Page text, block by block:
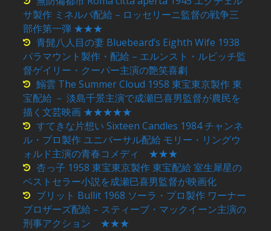
サ製作 ミネルバ配給 – ロッセリーニ監督の戦争三
部作第一弾 ★★★
青髭八人目の妻 Bluebeard’s Eighth Wife 1938
パラマウント製作・配給 – エルンスト・ルビッチ監
督ゲイリー・クーパー主演の艶笑喜劇
鰯雲 The Summer Cloud 1958 東宝東京製作 東
宝配給 － 淡島千景主演で成瀬巳喜男監督が農民を
描く文芸映画 ★★★★★
すてきな片想い Sixteen Candles 1984 チャンネ
ル・プロ製作 ユニバーサル配給 モリー・リングウ
ォルド主演の青春コメディ ★★★
杏っ子 1958 東宝東京製作 東宝配給 室生犀星の
ベストセラー小説を成瀬巳喜男監督が映画化
ブリット Bullit 1968 ソーラ・プロ製作 ワーナー
ブロザーズ配給 – スティーブ・マックイーン主演の
刑事アクション ★★★